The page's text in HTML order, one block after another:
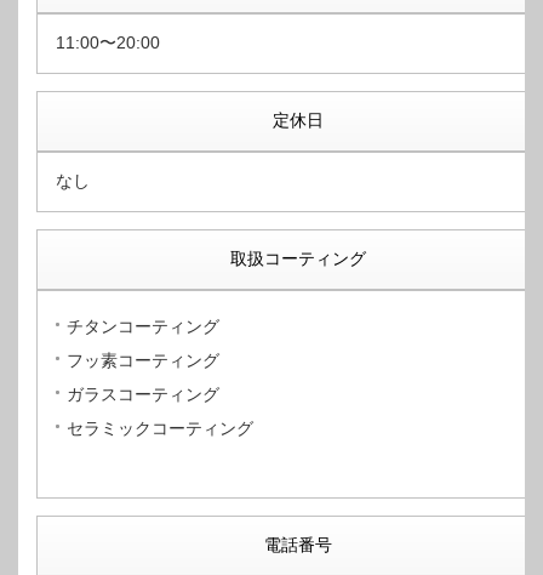
11:00〜20:00
定休日
なし
取扱コーティング
チタンコーティング
フッ素コーティング
ガラスコーティング
セラミックコーティング
電話番号